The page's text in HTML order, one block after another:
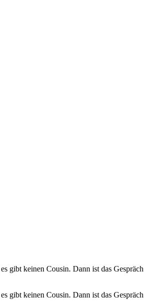
gibt keinen Cousin. Dann ist das Gespräch
gibt keinen Cousin. Dann ist das Gespräch